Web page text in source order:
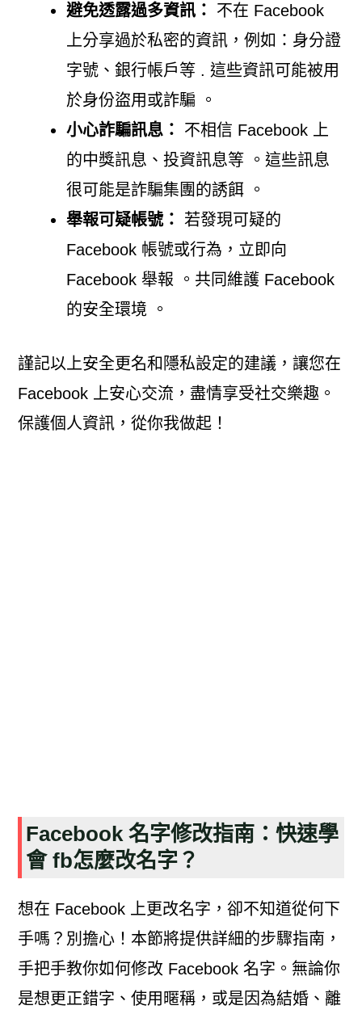
避免透露過多資訊：
不在 Facebook
上分享過於私密的資訊，例如：身分證
字號、銀行帳戶等 . 這些資訊可能被用
於身份盜用或詐騙 。
小心詐騙訊息：
不相信 Facebook 上
的中獎訊息、投資訊息等 。這些訊息
很可能是詐騙集團的誘餌 。
舉報可疑帳號： 若發現可疑的
Facebook 帳號或行為，立即向
Facebook 舉報 。共同維護 Facebook
的安全環境 。
謹記以上安全更名和隱私設定的建議，讓您在
Facebook 上安心交流，盡情享受社交樂趣。
保護個人資訊，從你我做起！
Facebook 名字修改指南：快速學
會 fb怎麼改名字？
想在 Facebook 上更改名字，卻不知道從何下
手嗎？別擔心！本節將提供詳細的步驟指南，
手把手教你如何修改 Facebook 名字。無論你
是想更正錯字、使用暱稱，或是因為結婚、離